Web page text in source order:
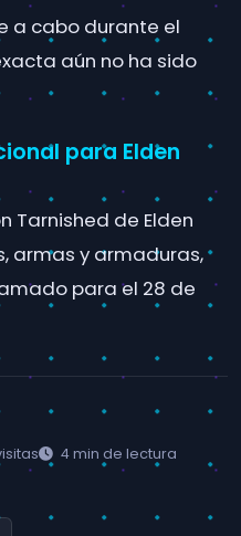
a cabo durante el
aún no ha sido
para Elden
Tarnished de Elden
armas y armaduras,
para el 28 de
4 min de lectura